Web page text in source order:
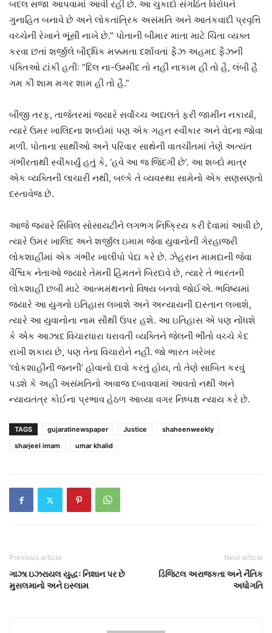
બદલ સજા આપવામાં આવી રહી છે. આ ચુકાદો સંગઠિત વિરોધને
ગુનાહિત બનાવે છે અને લોકતાંત્રિક અસંમતિ અને આતંકવાદી પ્રવૃત્તિ
વચ્ચેની રેખાને ભૂંસી નાખે છે.” પોતાની બીમાર માતા માટે ચિંતા વ્યક્ત
કરવા છતાં શર્જીલે બૌદ્ધિક મક્કમતા દર્શાવતાં ફૈઝ અહમદ ફૈઝની
પંક્તિઓ ટાંકી હતીઃ “દિલ ના-ઉમ્મીદ તો નહીં નાકામ હી તો હૈ, લંબી હૈ
ગમ કી શામ મગર શામ હી તો હૈ.”
બીજી તરફ, તાજેતરમાં જ્યારે સર્વોચ્ચ અદાલતે ફરી જામીન નકાર્યા,
ત્યારે ઉમર ખાલિદના શબ્દોમાં પણ એક ગહન સ્વીકાર અને વેદના જોવા
મળી. પોતાના સાથીઓ અને પરિવાર સાથેની વાતચીતમાં તેણે અત્યંત
ગંભીરતાથી સ્વીકાર્યું હતું કે, ‘હવે આ જ જિંદગી છે’. આ શબ્દો માત્ર
એક વ્યક્તિની લાચારી નથી, બલ્કે તે વ્યવસ્થા સામેનો એક સણસણતો
દસ્તાવેજ છે.
આજે જ્યારે સિવિલ સોસાયટીને લગભગ નિષ્ક્રિય કરી દેવામાં આવી છે,
ત્યારે ઉમર ખાલિદ અને શર્જીલ ઇમામ જેવા યુવાનોની ગેરહાજરી
લોકશાહીમાં એક ગંભીર ખાલીપો પેદા કરે છે. ઝેહરાન મામદાની જેવા
વૈશ્વિક નેતાઓ જ્યારે તેમની હિંમતને બિરદાવે છે, ત્યારે તે ભારતની
લોકશાહી છબી માટે આત્મમંથનનો વિષય બનવો જોઈએ. ભવિષ્યમાં
જ્યારે આ યુગનો ઇતિહાસ લખાશે અને અન્યાયની દાસ્તાન લખાશે,
ત્યારે આ યુવાનોના નામ સૌથી ઉપર હશે. આ ઇતિહાસ એ પણ નોંધશે
કે એક આઝાદ વિચારધારા ધરાવતી વ્યક્તિને જેલની ભીંતો વચ્ચે કેદ
રાખી શકાય છે, પણ તેના વિચારોને નહીં. જો ભારત ખરેખર
‘લોકશાહીની જનની’ હોવાનો દાવો કરતું હોય, તો તેણે સાબિત કરવું
પડશે કે અહીં અસંમતિનો અવાજ દબાવવામાં આવતો નથી અને
ન્યાયતંત્ર કોઈના પ્રભાવ હેઠળ આવ્યા વગર નિષ્પક્ષ ન્યાય કરે છે.
TAGS gujaratinewspaper Justice
shaheenweekly
sharjeel imam
umar khalid
Previous article
ગાઝા ઇઝરાયલ યુદ્ધઃ નિશાન પર છે
મુસલમાનો અને ઇસ્લામ
Next article
ડિજિટલ અરાજકતા અને નૈતિક
અધોગતિ